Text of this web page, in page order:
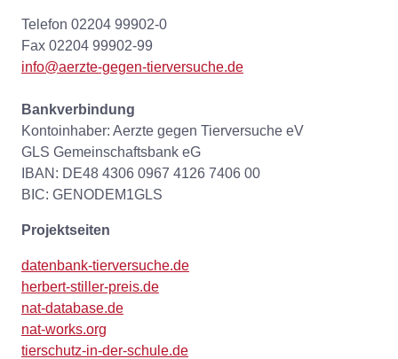
Telefon 02204 99902-0
Fax 02204 99902-99
info@aerzte-gegen-tierversuche.de
Bankverbindung
Kontoinhaber: Aerzte gegen Tierversuche eV
GLS Gemeinschaftsbank eG
IBAN: DE48 4306 0967 4126 7406 00
BIC: GENODEM1GLS
Projektseiten
datenbank-tierversuche.de
herbert-stiller-preis.de
nat-database.de
nat-works.org
tierschutz-in-der-schule.de